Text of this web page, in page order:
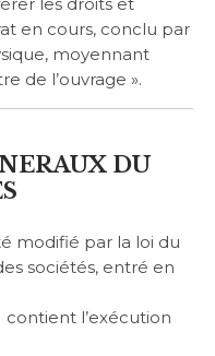
en cours, conclu par
moyennant
de l’ouvrage ».
DU
modifié par la loi du
sociétés, entré en
contient l’exécution